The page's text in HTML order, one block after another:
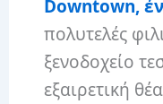
Downtown,
πολυτελές
ξενοδοχείο
εξαιρετική